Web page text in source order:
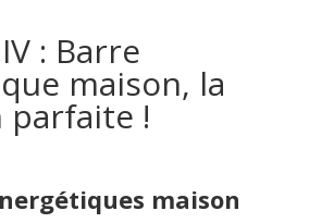
: Barre
maison, la
parfaite !
maison